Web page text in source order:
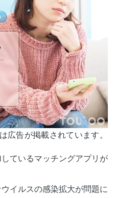
広告が掲載されています。
ているマッチングアプリが
イルスの感染拡大が問題に